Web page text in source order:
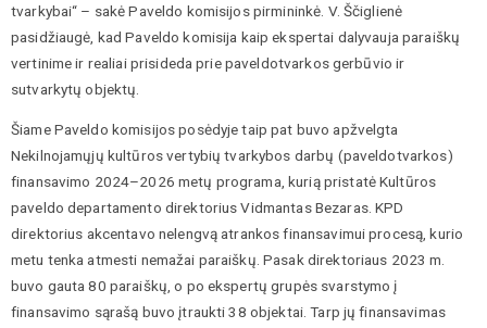
tvarkybai“ – sakė Paveldo komisijos pirmininkė. V. Ščiglienė
pasidžiaugė, kad Paveldo komisija kaip ekspertai dalyvauja paraiškų
vertinime ir realiai prisideda prie paveldotvarkos gerbūvio ir
sutvarkytų objektų.
Šiame Paveldo komisijos posėdyje taip pat buvo apžvelgta
Nekilnojamųjų kultūros vertybių tvarkybos darbų (paveldotvarkos)
finansavimo 2024–2026 metų programa, kurią pristatė Kultūros
paveldo departamento direktorius Vidmantas Bezaras. KPD
direktorius akcentavo nelengvą atrankos finansavimui procesą, kurio
metu tenka atmesti nemažai paraiškų. Pasak direktoriaus 2023 m.
buvo gauta 80 paraiškų, o po ekspertų grupės svarstymo į
finansavimo sąrašą buvo įtraukti 38 objektai. Tarp jų finansavimas